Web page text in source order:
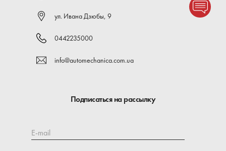
ул. Ивана Дзюбы, 9
0442235000
info@automechanica.com.ua
Подписаться на рассылку
E-mail